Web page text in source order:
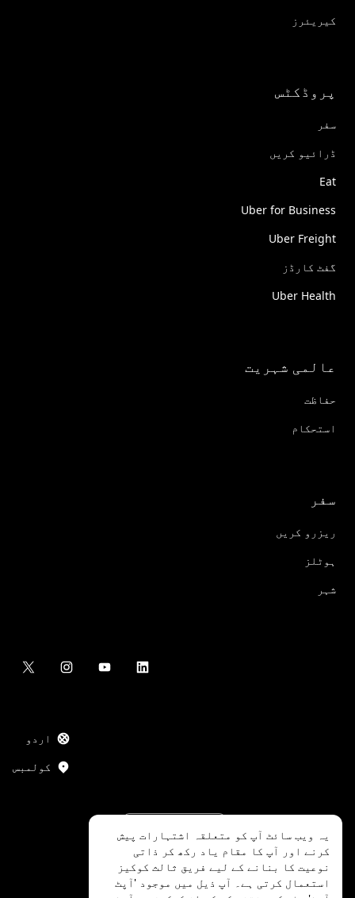
کیریئرز
پروڈکٹس
سفر
ڈرائیو کریں
Eat
Uber for Business
Uber Freight
گفٹ کارڈز
Uber Health
عالمی شہریت
حفاظت
استحکام
سفر
ریزرو کریں
ہوٹلز
شہر
اردو
کولمبس
یہ ویب سائٹ آپ کو متعلقہ اشتہارات پیش
کرنے اور آپ کا مقام یاد رکھ کر ذاتی
نوعیت کا بنانے کے لیے فریق ثالث کوکیز
استعمال کرتی ہے۔ آپ ذیل میں موجود 'آپٹ